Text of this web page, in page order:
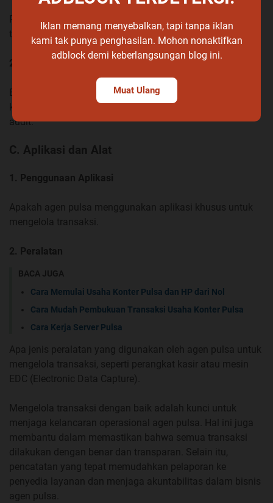
Pentingnya mencatat setiap transaksi dengan baik,
termasuk tanggal, jumlah, dan jenis transaksi.
2. Pelaporan kepada Penyedia Layanan
Bagaimana agen pulsa melaporkan transaksi mereka
kepada penyedia layanan untuk keperluan akuntansi dan
audit.
C. Aplikasi dan Alat
1. Penggunaan Aplikasi
Apakah agen pulsa menggunakan aplikasi khusus untuk
mengelola transaksi.
2. Peralatan
BACA JUGA
Cara Memulai Usaha Konter Pulsa dan HP dari Nol
Cara Mudah Pembukuan Transaksi Usaha Konter Pulsa
Cara Kerja Server Pulsa
Apa jenis peralatan yang digunakan oleh agen pulsa untuk
mengelola transaksi, seperti perangkat kasir atau mesin
EDC (Electronic Data Capture).
Mengelola transaksi dengan baik adalah kunci untuk
menjaga kelancaran operasional agen pulsa. Hal ini juga
membantu dalam memastikan bahwa semua transaksi
dilakukan dengan benar dan transparan. Selain itu,
pencatatan yang tepat memudahkan pelaporan ke
penyedia layanan dan menjaga akuntabilitas dalam bisnis
agen pulsa.
Iklan memang menyebalkan, tapi tanpa iklan
kami tak punya penghasilan. Mohon nonaktifkan
adblock demi keberlangsungan blog ini.
Muat Ulang